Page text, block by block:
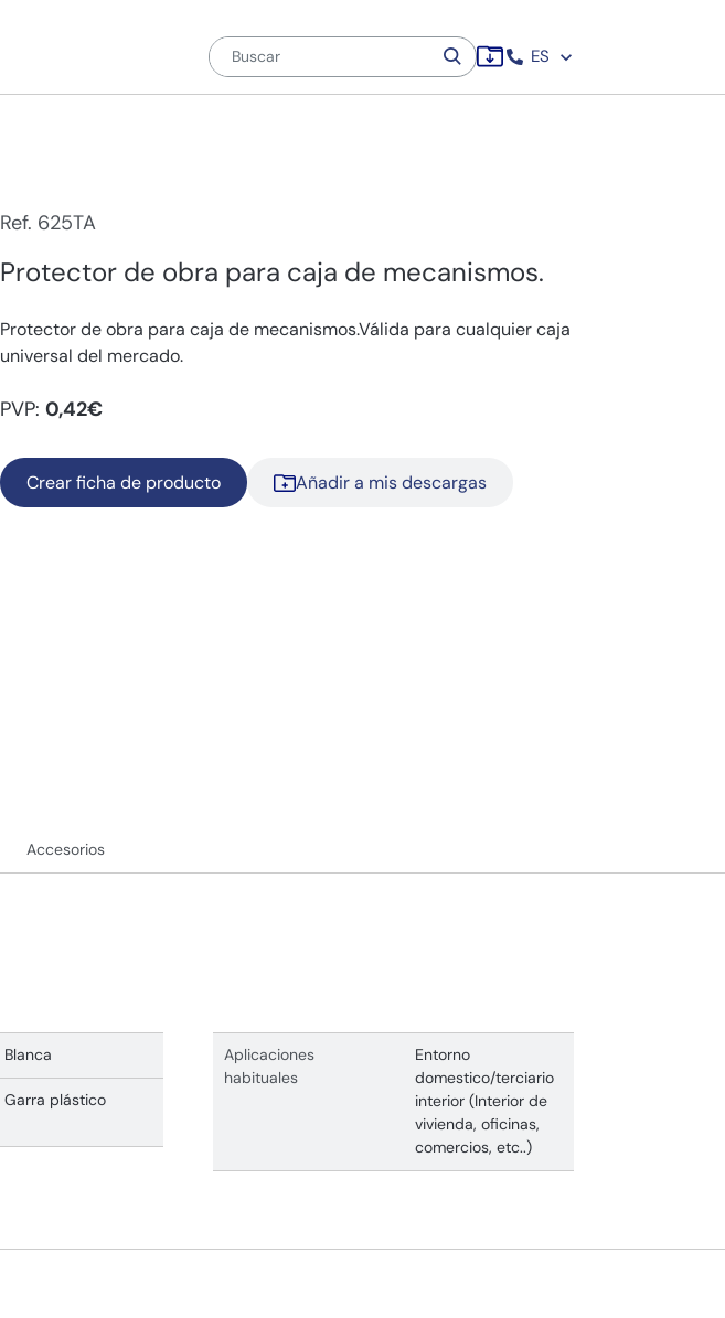
ES
Ref. 625TA
Protector de obra para caja de mecanismos.
Protector de obra para caja de mecanismos.Válida para cualquier caja
universal del mercado.
PVP: 0,42€
Crear ficha de producto Añadir a mis descargas
Accesorios
Blanca
Garra plástico
Aplicaciones
habituales
Entorno
domestico/terciario
interior (Interior de
vivienda, oficinas,
comercios, etc..)